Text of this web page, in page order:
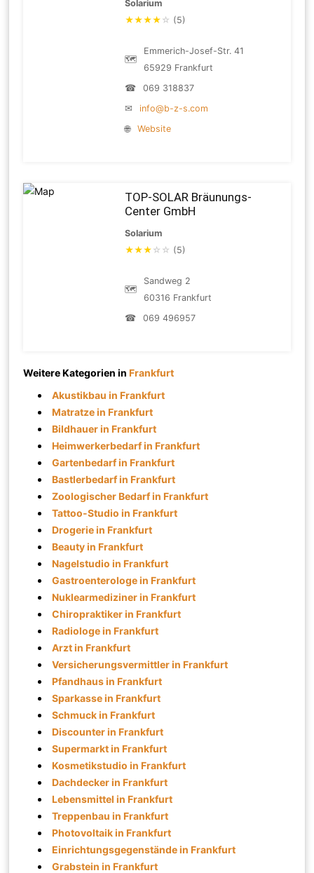
Solarium
★★★★ ☆ (5)
🗺
Emmerich-Josef-Str. 41
65929 Frankfurt
☎
069 318837
✉
info@b-z-s.com
🌐
Website
TOP-SOLAR Bräunungs-
Center GmbH
Solarium
★★★ ☆ ☆ (5)
🗺
Sandweg 2
60316 Frankfurt
☎
069 496957
Weitere Kategorien inFrankfurt
Akustikbau in Frankfurt
Matratze in Frankfurt
Bildhauer in Frankfurt
Heimwerkerbedarf in Frankfurt
Gartenbedarf in Frankfurt
Bastlerbedarf in Frankfurt
Zoologischer Bedarf in Frankfurt
Tattoo-Studio in Frankfurt
Drogerie in Frankfurt
Beauty in Frankfurt
Nagelstudio in Frankfurt
Gastroenterologe in Frankfurt
Nuklearmediziner in Frankfurt
Chiropraktiker in Frankfurt
Radiologe in Frankfurt
Arzt in Frankfurt
Versicherungsvermittler in Frankfurt
Pfandhaus in Frankfurt
Sparkasse in Frankfurt
Schmuck in Frankfurt
Discounter in Frankfurt
Supermarkt in Frankfurt
Kosmetikstudio in Frankfurt
Dachdecker in Frankfurt
Lebensmittel in Frankfurt
Treppenbau in Frankfurt
Photovoltaik in Frankfurt
Einrichtungsgegenstände in Frankfurt
Grabstein in Frankfurt